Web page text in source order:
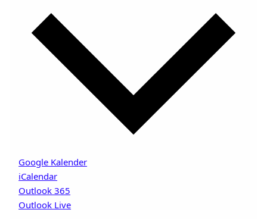
Google Kalender
iCalendar
Outlook 365
Outlook Live